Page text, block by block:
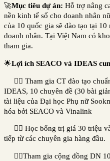
🚀Mục tiêu dự án: Hỗ trợ nâng
nền kinh tế số cho doanh nhân
của 10 quốc gia sẽ đào tạo tại
doanh nhân. Tại Việt Nam có
tham gia.
🌟Lợi ích SEACO và IDEAS
👉🏻 Tham gia CT đào tạo
IDEAS, 10 chuyên đề (30 bài
tài liệu của Đại học Phụ nữ
hóa bởi SEACO và Vinalink
👉🏻 Học bổng trị giá 30 triệu
tiếp từ các chuyên gia hàng đầu.
👉🏻Tham gia cộng đồng DN